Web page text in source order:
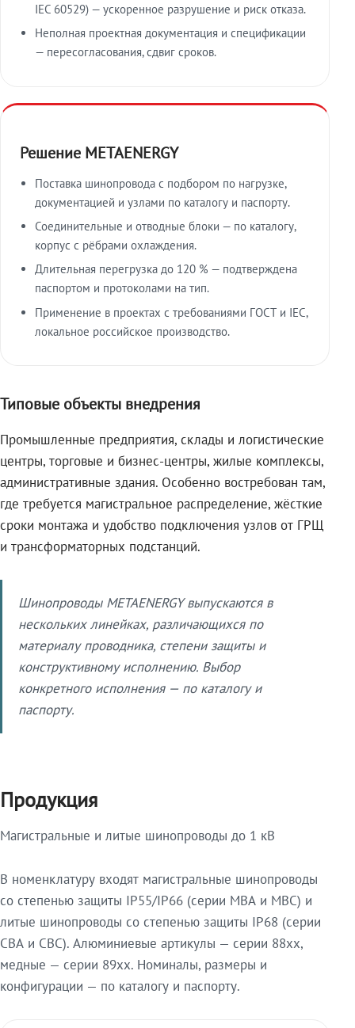
IEC 60529) — ускоренное разрушение и риск отказа.
Неполная проектная документация и спецификации
— пересогласования, сдвиг сроков.
Решение METAENERGY
Поставка шинопровода с подбором по нагрузке,
документацией и узлами по каталогу и паспорту.
Соединительные и отводные блоки — по каталогу,
корпус с рёбрами охлаждения.
Длительная перегрузка до 120 % — подтверждена
паспортом и протоколами на тип.
Применение в проектах с требованиями ГОСТ и IEC,
локальное российское производство.
Типовые объекты внедрения
Промышленные предприятия, склады и логистические
центры, торговые и бизнес-центры, жилые комплексы,
административные здания. Особенно востребован там,
где требуется магистральное распределение, жёсткие
сроки монтажа и удобство подключения узлов от ГРЩ
и трансформаторных подстанций.
Шинопроводы METAENERGY выпускаются в
нескольких линейках, различающихся по
материалу проводника, степени защиты и
конструктивному исполнению. Выбор
конкретного исполнения — по каталогу и
паспорту.
Продукция
Магистральные и литые шинопроводы до 1 кВ
В номенклатуру входят магистральные шинопроводы
со степенью защиты IP55/IP66 (серии МВА и МВС) и
литые шинопроводы со степенью защиты IP68 (серии
СВА и СВС). Алюминиевые артикулы — серии 88xx,
медные — серии 89xx. Номиналы, размеры и
конфигурации — по каталогу и паспорту.